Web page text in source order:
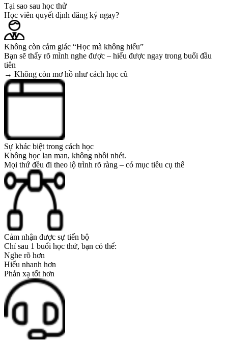
Tại sao sau học thử
Học viên quyết định đăng ký ngay?
Không còn cảm giác “Học mà không hiểu”
Bạn sẽ thấy rõ mình nghe được – hiểu được ngay trong buổi đầu
tiên
→ Không còn mơ hồ như cách học cũ
Sự khác biệt trong cách học
Không học lan man, không nhồi nhét.
Mọi thứ đều đi theo lộ trình rõ ràng – có mục tiêu cụ thể
Cảm nhận được sự tiến bộ
Chỉ sau 1 buổi học thử, bạn có thể:
Nghe rõ hơn
Hiểu nhanh hơn
Phản xạ tốt hơn